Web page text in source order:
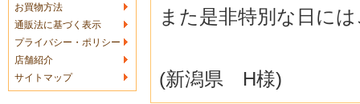
お買物方法
通販法に基づく表示
プライバシー・ポリシー
店舗紹介
サイトマップ
また是非特別な日に
(新潟県 H様)